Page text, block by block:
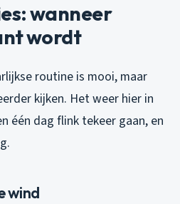
wanneer
wordt
routine is mooi, maar
kijken. Het weer hier in
één dag flink tekeer gaan, en
wind